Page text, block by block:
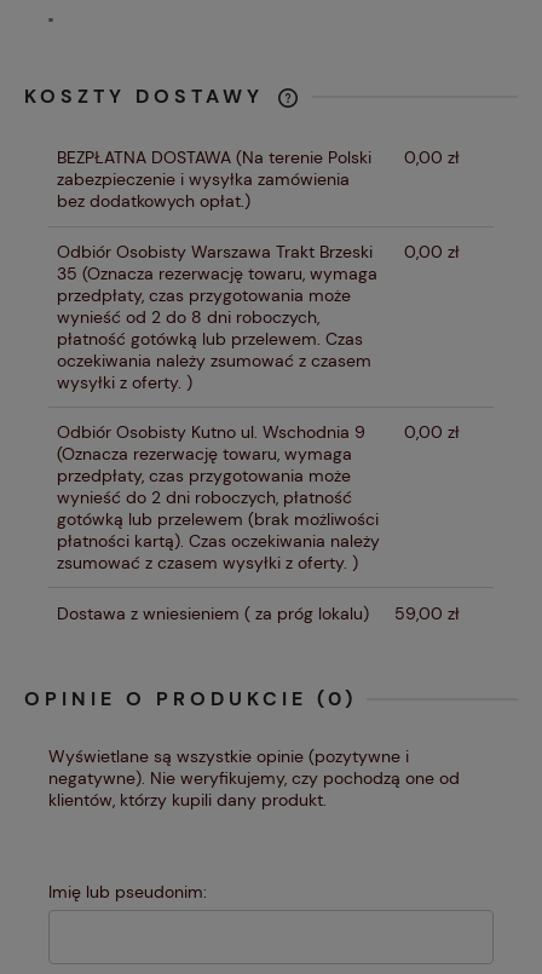
"
KOSZTY DOSTAWY
KOSZTÓW PŁATNOŚCI
BEZPŁATNA DOSTAWA (Na terenie Polski
zabezpieczenie i wysyłka zamówienia
bez dodatkowych opłat.)
0,00 zł
Odbiór Osobisty Warszawa Trakt Brzeski
35 (Oznacza rezerwację towaru, wymaga
przedpłaty, czas przygotowania może
wynieść od 2 do 8 dni roboczych,
płatność gotówką lub przelewem. Czas
oczekiwania należy zsumować z czasem
wysyłki z oferty. )
0,00 zł
Odbiór Osobisty Kutno ul. Wschodnia 9
(Oznacza rezerwację towaru, wymaga
przedpłaty, czas przygotowania może
wynieść do 2 dni roboczych, płatność
gotówką lub przelewem (brak możliwości
płatności kartą). Czas oczekiwania należy
zsumować z czasem wysyłki z oferty. )
0,00 zł
Dostawa z wniesieniem ( za próg lokalu) 59,00 zł
OPINIE O PRODUKCIE (0)
Wyświetlane są wszystkie opinie (pozytywne i
negatywne). Nie weryfikujemy, czy pochodzą one od
klientów, którzy kupili dany produkt.
Imię lub pseudonim: